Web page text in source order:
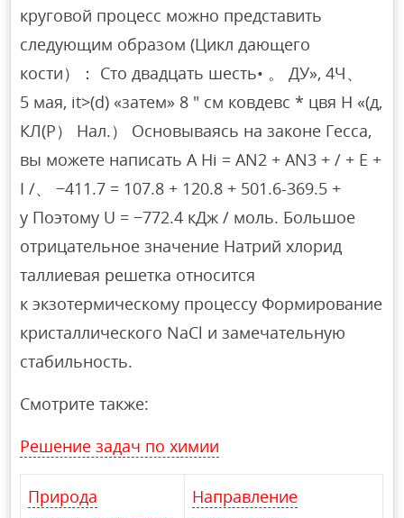
круговой процесс можно представить
следующим образом (Цикл дающего
кости）： Сто двадцать шесть• 。 ДУ», 4Ч、
5 мая, it>(d) «затем» 8 ″ см ковдевс * цвя Н «(д,
КЛ(Р） Нал.） Основываясь на законе Гесса,
вы можете написать A Hi = AN2 + AN3 + / + E +
I /、 −411.7 = 107.8 + 120.8 + 501.6-369.5 +
у Поэтому U = −772.4 кДж / моль. Большое
отрицательное значение Натрий хлорид
таллиевая решетка относится
к экзотермическому процессу Формирование
кристаллического NaCl и замечательную
стабильность.
Смотрите также:
Решение задач по химии
Природа
Направление